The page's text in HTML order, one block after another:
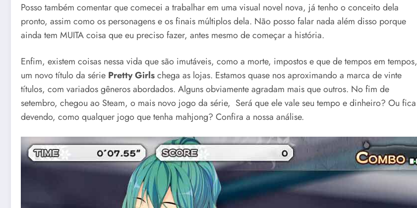
Posso também comentar que comecei a trabalhar em uma visual novel nova, já tenho o conceito dela
pronto, assim como os personagens e os finais múltiplos dela. Não posso falar nada além disso porque
ainda tem MUITA coisa que eu preciso fazer, antes mesmo de começar a história.
Enfim, existem coisas nessa vida que são imutáveis, como a morte, impostos e que de tempos em tempos,
um novo título da série Pretty Girlschega as lojas. Estamos quase nos aproximando a marca de vinte
títulos, com variados gêneros abordados. Alguns obviamente agradam mais que outros. No fim de
setembro, chegou ao Steam, o mais novo jogo da série, Será que ele vale seu tempo e dinheiro? Ou fica
devendo, como qualquer jogo que tenha mahjong? Confira a nossa análise.